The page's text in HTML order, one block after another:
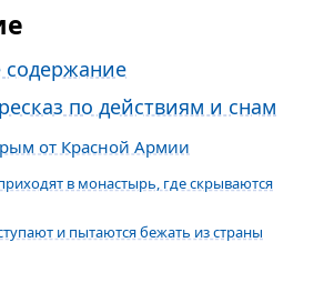
содержание
по действиям и снам
от Красной Армии
в монастырь, где скрываются
и пытаются бежать из страны